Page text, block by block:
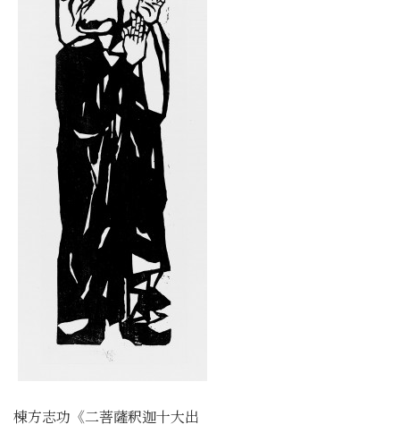
棟方志功《二菩薩釈迦十大出